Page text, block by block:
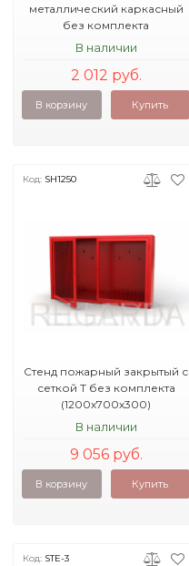
металлический каркасный
без комплекта
1200х800х10
В наличии
2 012 руб.
В корзину Купить
Код: SH1250
Стенд пожарный закрытый с
сеткой Т без комплекта
(1200х700х300)
В наличии
9 056 руб.
В корзину Купить
Код: STE-3